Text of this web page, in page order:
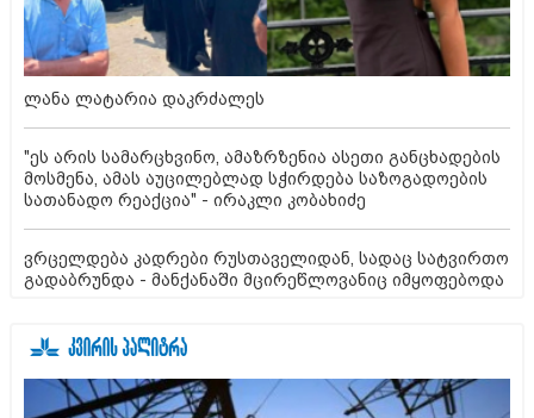
ლანა ლატარია დაკრძალეს
"ეს არის სამარცხვინო, ამაზრზენია ასეთი განცხადების
მოსმენა, ამას აუცილებლად სჭირდება საზოგადოების
სათანადო რეაქცია" - ირაკლი კობახიძე
ვრცელდება კადრები რუსთაველიდან, სადაც სატვირთო
გადაბრუნდა - მანქანაში მცირეწლოვანიც იმყოფებოდა